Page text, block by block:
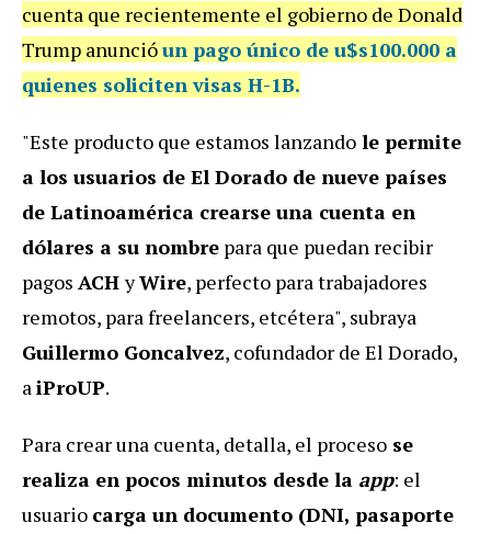
cuenta que recientemente el gobierno de Donald
Trump anuncióun pago único de u$s100.000 a
quienes soliciten visas H-1B.
"Este producto que estamos lanzando le permite
a los usuarios de El Dorado de nueve países
de Latinoamérica crearse una cuenta en
dólares a su nombre para que puedan recibir
pagos ACHyWire, perfecto para trabajadores
remotos, para freelancers, etcétera", subraya
Guillermo Goncalvez, cofundador de El Dorado,
aiProUP.
Para crear una cuenta, detalla, el proceso se
realiza en pocos minutos desde la app: el
usuario carga un documento (DNI, pasaporte